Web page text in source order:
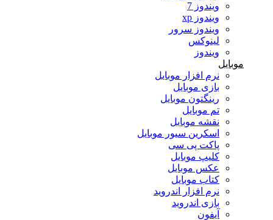
ویندوز 7
ویندوز xp
ویندوز سرور
لینوکس
ویندوز
موبایل
نرم افزار موبایل
بازی موبایل
رینگتون موبایل
تم موبایل
نقشه موبایل
اسکرین سیور موبایل
پاکت پی سی
کلیپ موبایل
عکس موبایل
کتاب موبایل
نرم افزار اندروید
بازی اندروید
آیفون